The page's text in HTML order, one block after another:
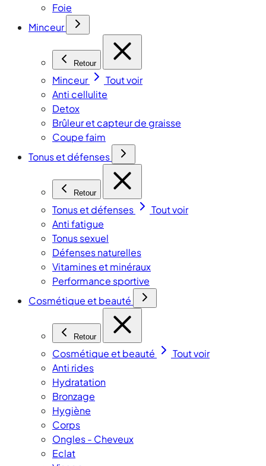
Foie
Minceur
Retour
Minceur
Tout voir
Anti cellulite
Detox
Brûleur et capteur de graisse
Coupe faim
Tonus et défenses
Retour
Tonus et défenses
Tout voir
Anti fatigue
Tonus sexuel
Défenses naturelles
Vitamines et minéraux
Performance sportive
Cosmétique et beauté
Retour
Cosmétique et beauté
Tout voir
Anti rides
Hydratation
Bronzage
Hygiène
Corps
Ongles - Cheveux
Eclat